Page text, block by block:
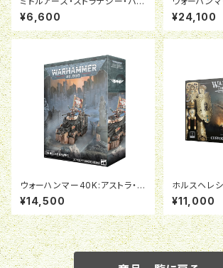
ルゲーム：HILL TRIBESMEN
COMMANDERS
¥6,600
ン・バタリオ
¥24,100
ウォーハンマー40K:アストラ・ミ
リタルム：政治将校グレイヴス
¥14,500
ホルスヘレ
40K:レギオ・
トーディアン
¥11,000